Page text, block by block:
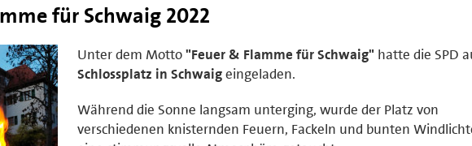
für Schwaig 2022
Unter dem Motto"Feuer & Flamme für Schwaig" hatte die SPD
Schlossplatz in Schwaigeingeladen.
Während die Sonne langsam unterging, wurde der Platz von
verschiedenen knisternden Feuern, Fackeln und bunten